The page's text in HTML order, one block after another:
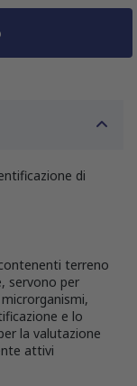
di
terreno
servono per
e lo
la valutazione
attivi